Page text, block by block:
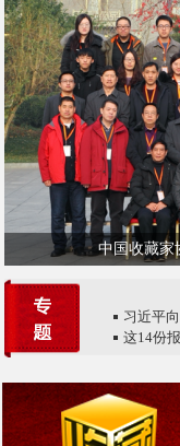
中国收藏家
习近平
这14份